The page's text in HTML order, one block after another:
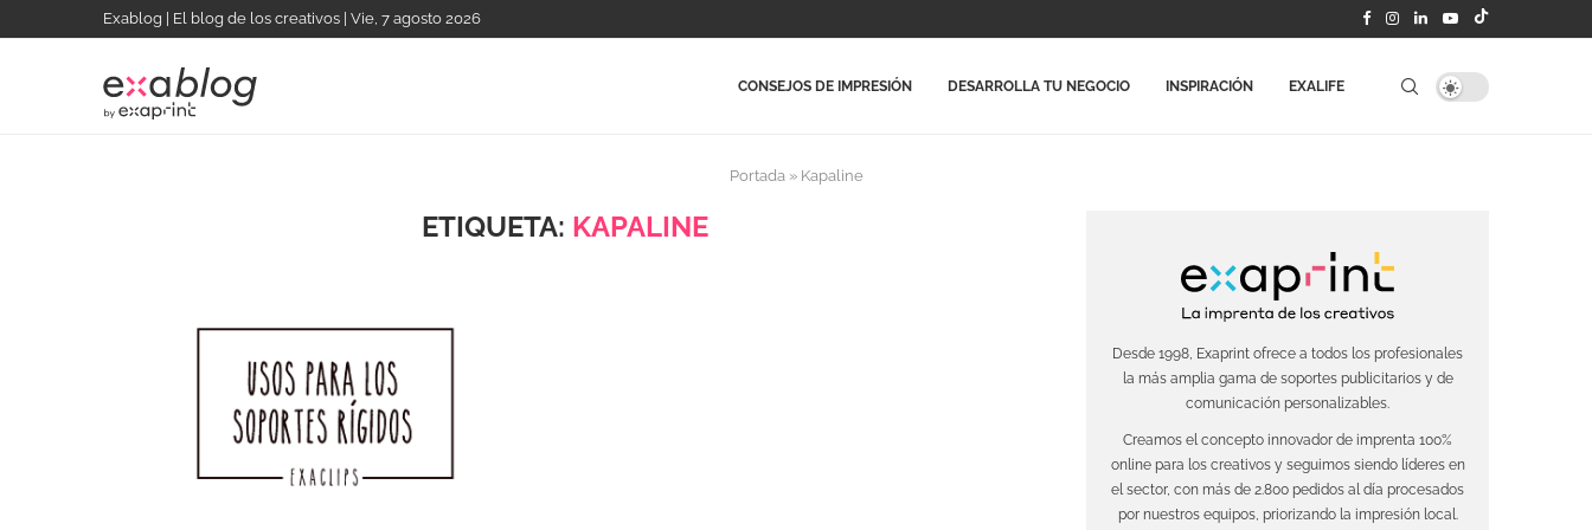
Exablog | El blog de los creativos | Vie, 7 agosto 2026
CONSEJOS DE IMPRESIÓN DESARROLLA TU NEGOCIO INSPIRACIÓN EXALIFE
Portada» Kapaline
ETIQUETA: KAPALINE
Desde 1998, Exaprint ofrece a todos los profesionales
la más amplia gama de soportes publicitarios y de
comunicación personalizables.
Creamos el concepto innovador de imprenta 100%
online para los creativos y seguimos siendo líderes en
el sector, con más de 2.800 pedidos al día procesados
por nuestros equipos, priorizando la impresión local.